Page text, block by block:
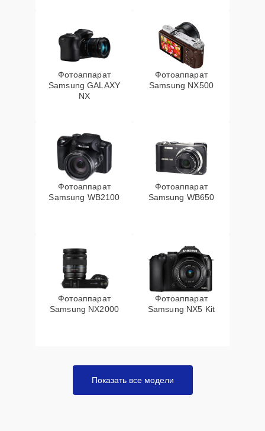
Фотоаппарат
Samsung GALAXY
NX
Фотоаппарат
Samsung NX500
Фотоаппарат
Samsung WB2100
Фотоаппарат
Samsung WB650
Фотоаппарат
Samsung NX2000
Фотоаппарат
Samsung NX5 Kit
Показать все модели